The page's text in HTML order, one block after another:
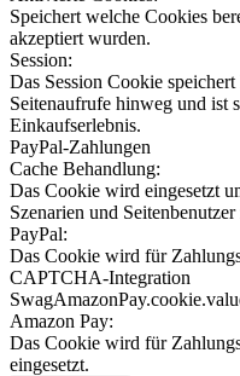
Speichert welche Cookies
akzeptiert wurden.
Session:
Das Session Cookie
Seitenaufrufe hinweg und ist
Einkaufserlebnis.
PayPal-Zahlungen
Cache Behandlung:
Das Cookie wird eingesetzt
Szenarien und
PayPal:
Das Cookie wird für
CAPTCHA-Integration
Amazon Pay:
Das Cookie wird für
eingesetzt.